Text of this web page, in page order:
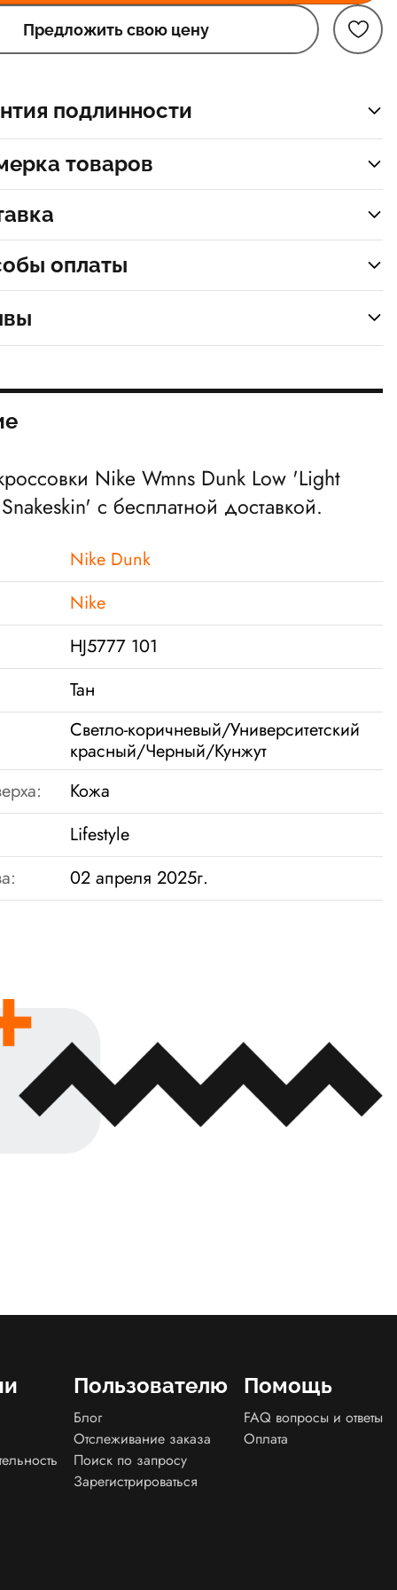
Предложить свою цену
подлинности
товаров
оплаты
Nike Wmns Dunk Low 'Light
с бесплатной доставкой.
Nike Dunk
Nike
HJ5777 101
Тан
Светло-коричневый/Университетский
красный/Черный/Кунжут
Кожа
Lifestyle
02 апреля 2025г.
Пользователю
Блог
Отслеживание заказа
Поиск по запросу
Зарегистрироваться
Помощь
FAQ вопросы и ответы
Оплата